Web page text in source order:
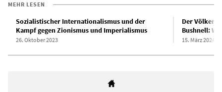
MEHR LESEN
Sozialistischer Internationalismus und der
Kampf gegen Zionismus und Imperialismus
26. Oktober 2023
Der
Bushnell:
15. März 2024